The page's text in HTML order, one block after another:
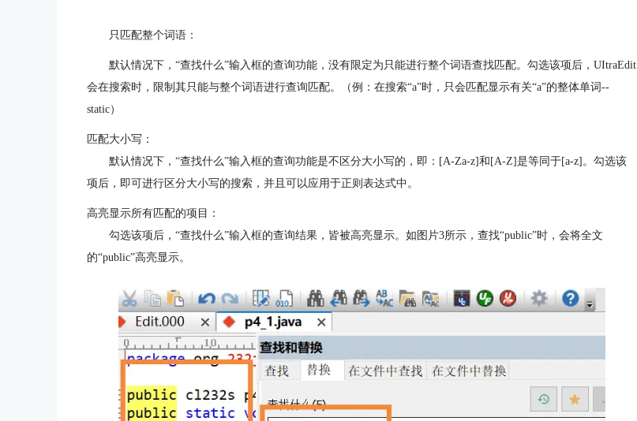
只匹配整个词语：
默认情况下，“查找什么”输入框的查询功能，没有限定为只能进行整个词语查找匹配。勾选该项后，UItraEdit
会在搜索时，限制其只能与整个词语进行查询匹配。（例：在搜索“a”时，只会匹配显示有关“a”的整体单词--
static）
匹配大小写：
默认情况下，“查找什么”输入框的查询功能是不区分大小写的，即：[A-Za-z]和[A-Z]是等同于[a-z]。勾选该
项后，即可进行区分大小写的搜索，并且可以应用于正则表达式中。
高亮显示所有匹配的项目：
勾选该项后，“查找什么”输入框的查询结果，皆被高亮显示。如图片3所示，查找“public”时，会将全文
的“public”高亮显示。